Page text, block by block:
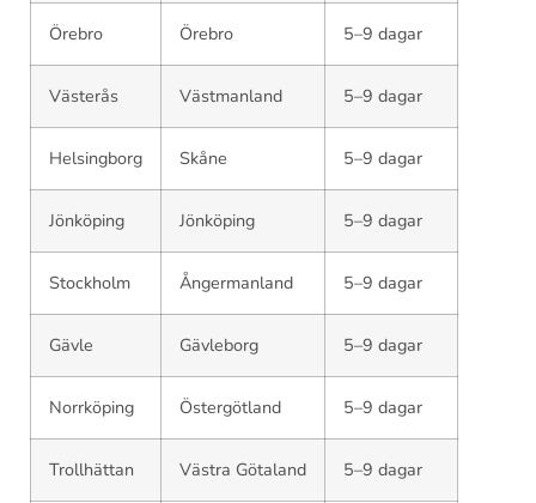
Örebro Örebro 5–9 dagar
Västerås Västmanland 5–9 dagar
Helsingborg Skåne 5–9 dagar
Jönköping Jönköping 5–9 dagar
Stockholm Ångermanland 5–9 dagar
Gävle Gävleborg 5–9 dagar
Norrköping Östergötland 5–9 dagar
Trollhättan Västra Götaland 5–9 dagar